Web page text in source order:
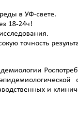
в УФ-свете.
18-24ч!
точность
и